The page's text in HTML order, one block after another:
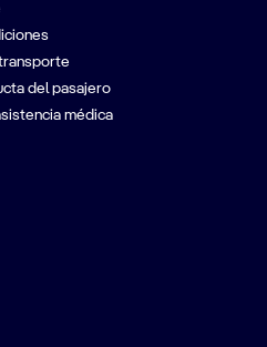
del pasajero
médica